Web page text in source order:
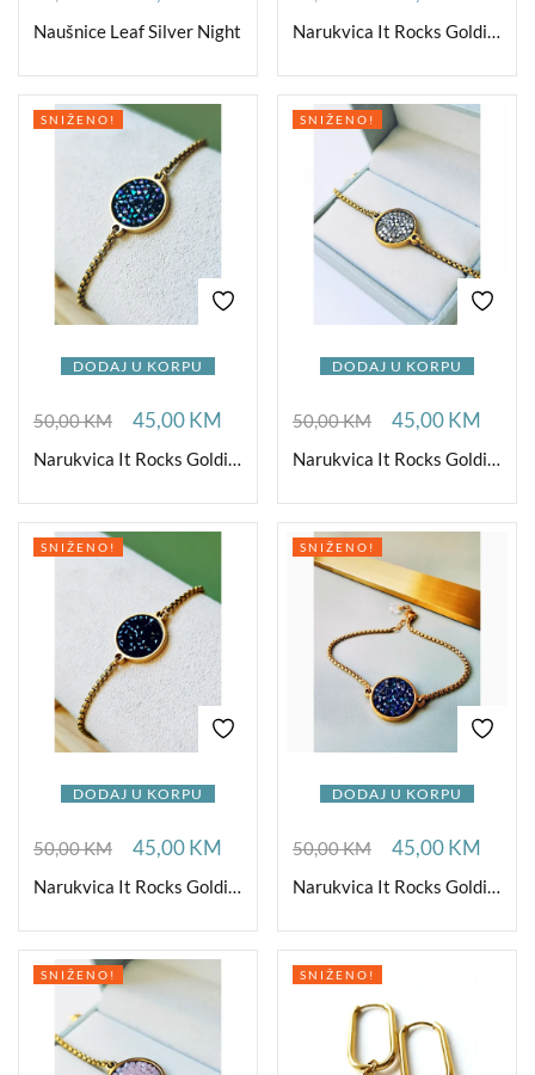
Naušnice Leaf Silver Night Narukvica It Rocks Goldishious Chocolate
DODAJ U KORPU
SNIŽENO!
50,00KM 45,00KM
Narukvica It Rocks Goldishious Paradise Shine
DODAJ U KORPU
SNIŽENO!
50,00KM 45,00KM
Narukvica It Rocks Goldishious Crystallize
DODAJ U KORPU
SNIŽENO!
50,00KM 45,00KM
Narukvica It Rocks Goldishious Jet Black
DODAJ U KORPU
SNIŽENO!
50,00KM 45,00KM
Narukvica It Rocks Goldishious B Blue
SNIŽENO! SNIŽENO!